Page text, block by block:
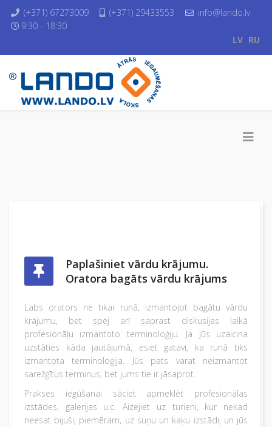
(+371) 67273009 (+371) 29433553
info@lando.lv
9:30 - 18:30
LV RU
Paplašiniet vārdu krājumu.
Oratora bagāts vārdu krājums
Labs orators ne tikai runā, izmantojot bagātu vārdu
krājumu, bet spēj arī saprast diskusijas laikā
profesionāļu izmantoto terminoloģiju. Ja jūs uzaicina
uzstāties kāda jautājumā, esiet gatavi, ka runā tiks
izmantota terminoloģija. Jūs pats varat neizmantot
sarežģītus terminus, bet jums tie ir jāsaprot.
Prakses iegūšanai sāciet apmeklēt profesionālas
izstādes, galerijas u.c. Aizejiet uz turieni, kur nekad
neesat bijuši, piemēram, uz suņu un kaķu izstādi, un jūs